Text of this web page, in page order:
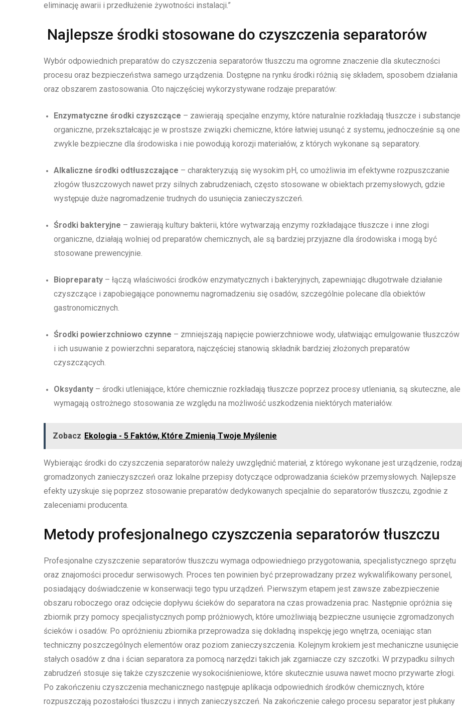
eliminację awarii i przedłużenie żywotności instalacji.”
Najlepsze środki stosowane do czyszczenia separatorów
Wybór odpowiednich preparatów do czyszczenia separatorów tłuszczu ma ogromne znaczenie dla skuteczności
procesu oraz bezpieczeństwa samego urządzenia. Dostępne na rynku środki różnią się składem, sposobem działania
oraz obszarem zastosowania. Oto najczęściej wykorzystywane rodzaje preparatów:
Enzymatyczne środki czyszczące – zawierają specjalne enzymy, które naturalnie rozkładają tłuszcze i substancje
organiczne, przekształcając je w prostsze związki chemiczne, które łatwiej usunąć z systemu, jednocześnie są one
zwykle bezpieczne dla środowiska i nie powodują korozji materiałów, z których wykonane są separatory.
Alkaliczne środki odtłuszczające – charakteryzują się wysokim pH, co umożliwia im efektywne rozpuszczanie
złogów tłuszczowych nawet przy silnych zabrudzeniach, często stosowane w obiektach przemysłowych, gdzie
występuje duże nagromadzenie trudnych do usunięcia zanieczyszczeń.
Środki bakteryjne – zawierają kultury bakterii, które wytwarzają enzymy rozkładające tłuszcze i inne złogi
organiczne, działają wolniej od preparatów chemicznych, ale są bardziej przyjazne dla środowiska i mogą być
stosowane prewencyjnie.
Biopreparaty – łączą właściwości środków enzymatycznych i bakteryjnych, zapewniając długotrwałe działanie
czyszczące i zapobiegające ponownemu nagromadzeniu się osadów, szczególnie polecane dla obiektów
gastronomicznych.
Środki powierzchniowo czynne – zmniejszają napięcie powierzchniowe wody, ułatwiając emulgowanie tłuszczów
i ich usuwanie z powierzchni separatora, najczęściej stanowią składnik bardziej złożonych preparatów
czyszczących.
Oksydanty – środki utleniające, które chemicznie rozkładają tłuszcze poprzez procesy utleniania, są skuteczne, ale
wymagają ostrożnego stosowania ze względu na możliwość uszkodzenia niektórych materiałów.
Zobacz Ekologia - 5 Faktów, Które Zmienią Twoje Myślenie
Wybierając środki do czyszczenia separatorów należy uwzględnić materiał, z którego wykonane jest urządzenie, rodzaj
gromadzonych zanieczyszczeń oraz lokalne przepisy dotyczące odprowadzania ścieków przemysłowych. Najlepsze
efekty uzyskuje się poprzez stosowanie preparatów dedykowanych specjalnie do separatorów tłuszczu, zgodnie z
zaleceniami producenta.
Metody profesjonalnego czyszczenia separatorów tłuszczu
Profesjonalne czyszczenie separatorów tłuszczu wymaga odpowiedniego przygotowania, specjalistycznego sprzętu
oraz znajomości procedur serwisowych. Proces ten powinien być przeprowadzany przez wykwalifikowany personel,
posiadający doświadczenie w konserwacji tego typu urządzeń. Pierwszym etapem jest zawsze zabezpieczenie
obszaru roboczego oraz odcięcie dopływu ścieków do separatora na czas prowadzenia prac. Następnie opróżnia się
zbiornik przy pomocy specjalistycznych pomp próżniowych, które umożliwiają bezpieczne usunięcie zgromadzonych
ścieków i osadów. Po opróżnieniu zbiornika przeprowadza się dokładną inspekcję jego wnętrza, oceniając stan
techniczny poszczególnych elementów oraz poziom zanieczyszczenia. Kolejnym krokiem jest mechaniczne usunięcie
stałych osadów z dna i ścian separatora za pomocą narzędzi takich jak zgarniacze czy szczotki. W przypadku silnych
zabrudzeń stosuje się także czyszczenie wysokociśnieniowe, które skutecznie usuwa nawet mocno przywarte złogi.
Po zakończeniu czyszczenia mechanicznego następuje aplikacja odpowiednich środków chemicznych, które
rozpuszczają pozostałości tłuszczu i innych zanieczyszczeń. Na zakończenie całego procesu separator jest płukany